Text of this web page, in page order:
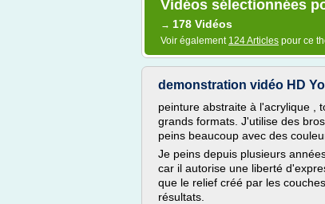
Vidéos sélectionnées
→ 178 Vidéos
Voir également 124 Articles pour ce
demonstration vidéo HD
peinture abstraite à l'acrylique ,
grands formats. J'utilise des
peins beaucoup avec des
Je peins depuis plusieurs
car il autorise une liberté
que le relief créé par les
résultats.